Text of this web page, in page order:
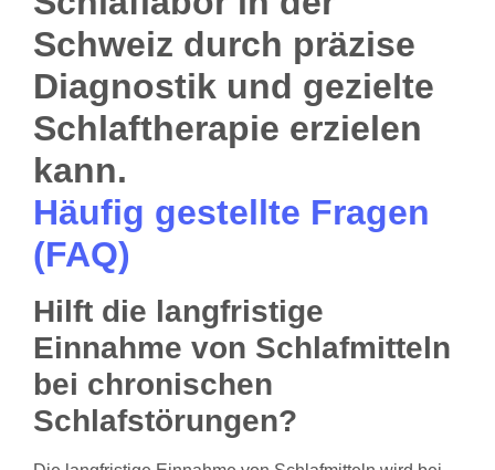
Häufig gestellte Fragen
(FAQ)
Hilft die langfristige
Einnahme von Schlafmitteln
bei chronischen
Schlafstörungen?